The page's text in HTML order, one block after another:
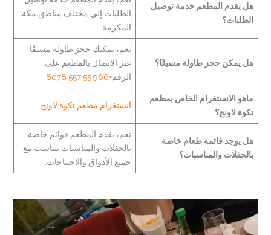
هل يقدم المطعم خدمة توصيل
الطلبات؟
الطلبات إلى مختلف مناطق مكة
المكرمة.
هل يمكن حجز طاولة مسبقًا؟
نعم، يمكنك حجز طاولة مسبقًا
عبر الاتصال بالمطعم على
الرقم+966 55 557 8078
ماهو الانستغرام الخاص بمطعم
تكوة لاونج؟
انستغرام مطعم تكوة لاونج
هل يوجد قائمة طعام خاصة
بالحفلات والمناسبات؟
نعم، يقدم المطعم قوائم خاصة
بالحفلات والمناسبات تتناسب مع
جميع الأذواق والاحتياجات.